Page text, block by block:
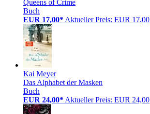
Queens of Crime
Buch
EUR 17,00* Aktueller Preis: EUR 17,00
Kai Meyer
Das Alphabet der Masken
Buch
EUR 24,00* Aktueller Preis: EUR 24,00